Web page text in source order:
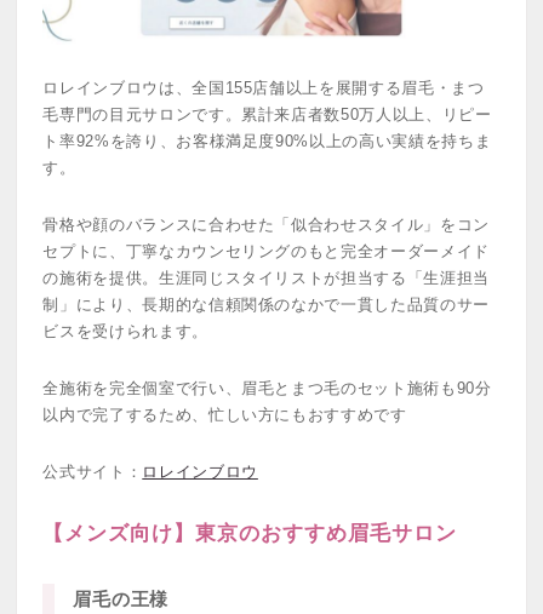
ロレインブロウは、全国155店舗以上を展開する眉毛・まつ
毛専門の目元サロンです。累計来店者数50万人以上、リピー
ト率92%を誇り、お客様満足度90%以上の高い実績を持ちま
す。
骨格や顔のバランスに合わせた「似合わせスタイル」をコン
セプトに、丁寧なカウンセリングのもと完全オーダーメイド
の施術を提供。生涯同じスタイリストが担当する「生涯担当
制」により、長期的な信頼関係のなかで一貫した品質のサー
ビスを受けられます。
全施術を完全個室で行い、眉毛とまつ毛のセット施術も90分
以内で完了するため、忙しい方にもおすすめです
公式サイト： ロレインブロウ
【メンズ向け】東京のおすすめ眉毛サロン
眉毛の王様